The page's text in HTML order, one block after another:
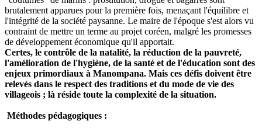
brutalement apparues pour la première fois, menaçant l'équilibre et
l'intégrité de la société paysanne. Le maire de l'époque s'est alors vu
contraint de mettre un terme au projet coréen, malgré les promesses
de développement économique qu'il apportait.
Certes, le contrôle de la natalité, la réduction de la pauvreté,
l'amélioration de l'hygiène, de la santé et de l'éducation sont des
enjeux primordiaux à Manompana. Mais ces défis doivent être
relevés dans le respect des traditions et du mode de vie des
villageois ; là réside toute la complexité de la situation.
Méthodes pédagogiques :